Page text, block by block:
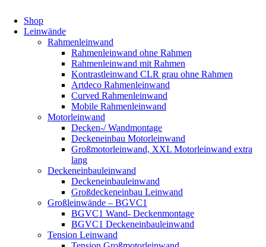
Shop
Leinwände
Rahmenleinwand
Rahmenleinwand ohne Rahmen
Rahmenleinwand mit Rahmen
Kontrastleinwand CLR grau ohne Rahmen
Artdeco Rahmenleinwand
Curved Rahmenleinwand
Mobile Rahmenleinwand
Motorleinwand
Decken-/ Wandmontage
Deckeneinbau Motorleinwand
Großmotorleinwand, XXL Motorleinwand extra
lang
Deckeneinbauleinwand
Deckeneinbauleinwand
Großdeckeneinbau Leinwand
Großleinwände – BGVC1
BGVC1 Wand- Deckenmontage
BGVC1 Deckeneinbauleinwand
Tension Leinwand